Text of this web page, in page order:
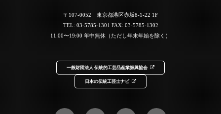
〒107-0052 東京都港区赤坂8-1-22 1F
TEL: 03-5785-1301 FAX: 03-5785-1302
11:00〜19:00 年中無休（ただし年末年始を除く）
一般財団法人 伝統的工芸品産業振興協会
日本の伝統工芸士ナビ